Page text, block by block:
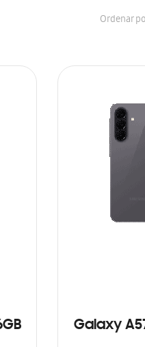
Ordenar
Galaxy